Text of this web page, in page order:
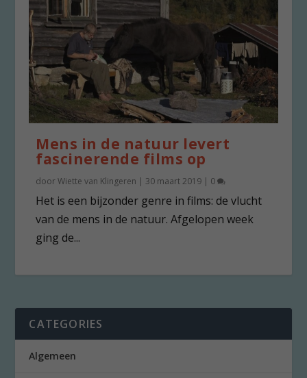
Mens in de natuur levert
fascinerende films op
doorWiette van Klingeren | 30 maart 2019 | 0
Het is een bijzonder genre in films: de vlucht
van de mens in de natuur. Afgelopen week
ging de...
CATEGORIES
Algemeen